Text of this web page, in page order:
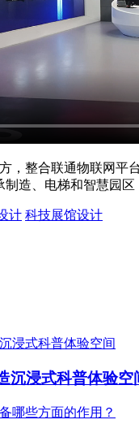
，整合联通物联网平
造、电梯和智慧园
计 科技展馆设计
沉浸式科普体验空